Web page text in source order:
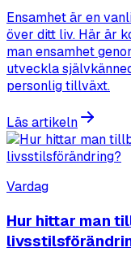
Ensamhet är en
över ditt liv. Här är
man ensamhet
utveckla
personlig tillväxt.
Läs artikeln
Vardag
Hur hittar man